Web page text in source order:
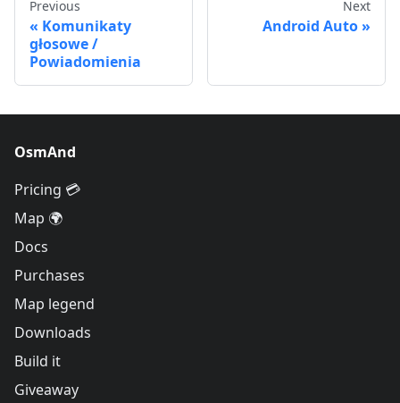
Previous
Komunikaty
głosowe /
Powiadomienia
Next
Android Auto
OsmAnd
Pricing 💳
Map 🌍
Docs
Purchases
Map legend
Downloads
Build it
Giveaway